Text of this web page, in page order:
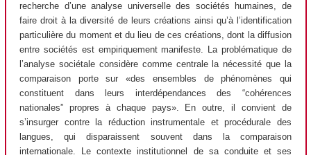
recherche d’une analyse universelle des sociétés humaines, de
faire droit à la diversité de leurs créations ainsi qu’à l’identification
particulière du moment et du lieu de ces créations, dont la diffusion
entre sociétés est empiriquement manifeste. La problématique de
l’analyse sociétale considère comme centrale la nécessité que la
comparaison porte sur «des ensembles de phénomènes qui
constituent dans leurs interdépendances des “cohérences
nationales” propres à chaque pays». En outre, il convient de
s’insurger contre la réduction instrumentale et procédurale des
langues, qui disparaissent souvent dans la comparaison
internationale. Le contexte institutionnel de sa conduite et ses